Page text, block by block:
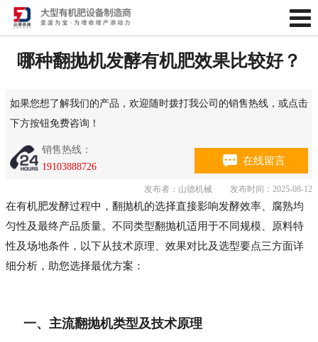
哪种翻抛机发酵有机肥效果比较好？
如果您想了解我们的产品，欢迎随时拨打我公司的销售热线，或点击
下方按钮免费咨询！
销售热线：
19103888726
在线留言
发布时间：2025-08-12
发布者：山德机械
在有机肥发酵过程中，翻抛机的选择直接影响发酵效率、腐熟均
匀性及最终产品质量。不同类型翻抛机适用于不同规模、原料特
性及场地条件，以下从技术原理、效果对比及选型要点三方面详
细分析，助您选择最优方案：
一、主流翻抛机类型及技术原理